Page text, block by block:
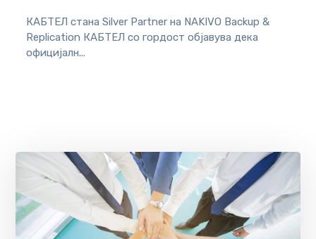
КАБТЕЛ стана Silver Partner на NAKIVO Backup &
Replication КАБТЕЛ со гордост објавува дека
официјалн...